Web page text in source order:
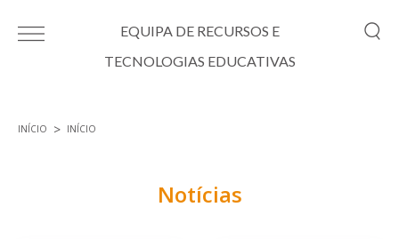
EQUIPA DE RECURSOS E
TECNOLOGIAS EDUCATIVAS
INÍCIO INÍCIO
Notícias